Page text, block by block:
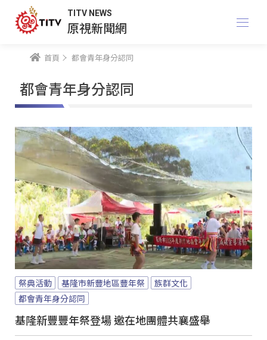
TITV NEWS
原視新聞網
首頁 都會青年身分認同
都會青年身分認同
祭典活動 基隆市新豐地區豐年祭
族群文化
都會青年身分認同
基隆新豐豐年祭登場 邀在地團體共襄盛舉